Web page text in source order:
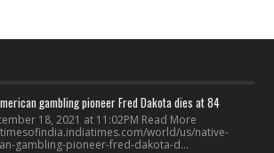
gambling pioneer Fred Dakota dies at 84
18, 2021 at 11:02PM Read More
world/us/native-
gambling-pioneer-fred-dakota-d...